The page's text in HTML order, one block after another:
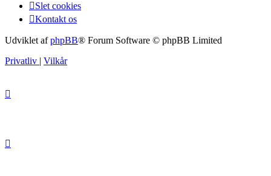
Slet cookies
Kontakt os
Udviklet afphpBB® Forum Software © phpBB Limited
Privatliv
Vilkår